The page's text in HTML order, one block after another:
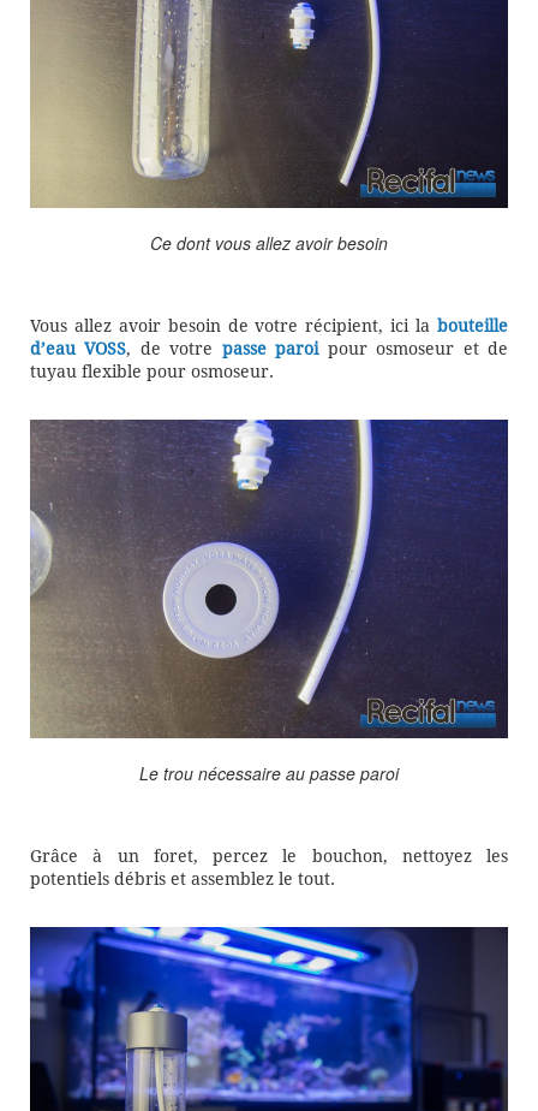
Ce dont vous allez avoir besoin
Vous allez avoir besoin de votre récipient, ici la bouteille
d’eau VOSS, de votre passe paroipour osmoseur et de
tuyau flexible pour osmoseur.
Le trou nécessaire au passe paroi
Grâce à un foret, percez le bouchon, nettoyez les
potentiels débris et assemblez le tout.